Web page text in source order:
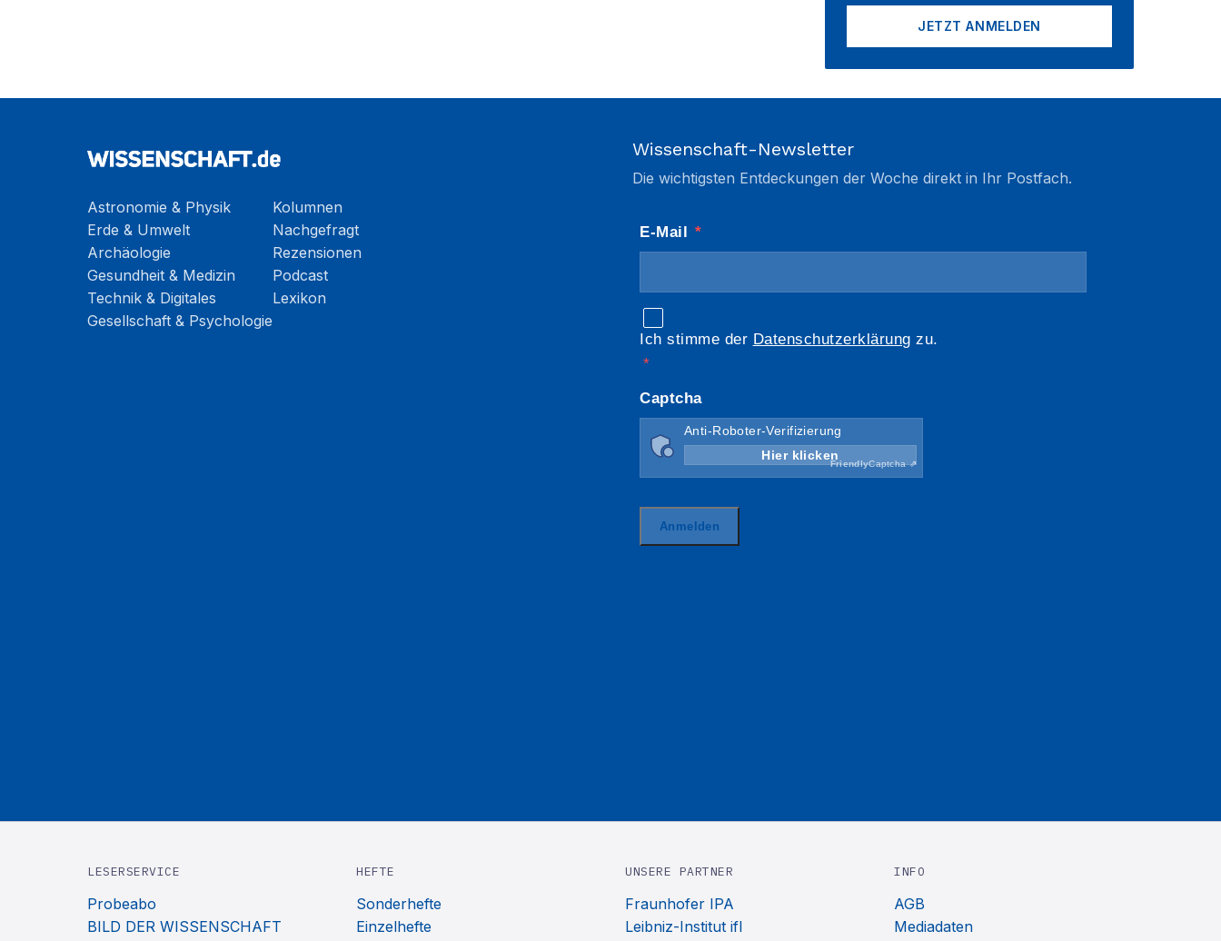
JETZT ANMELDEN
Astronomie & Physik
Erde & Umwelt
Archäologie
Gesundheit & Medizin
Technik & Digitales
Gesellschaft & Psychologie
Kolumnen
Nachgefragt
Rezensionen
Podcast
Lexikon
Wissenschaft-Newsletter
Die wichtigsten Entdeckungen der Woche direkt in Ihr Postfach.
LESERSERVICE
Probeabo
BILD DER WISSENSCHAFT
HEFTE
Sonderhefte
Einzelhefte
UNSERE PARTNER
Fraunhofer IPA
Leibniz-Institut ifl
INFO
AGB
Mediadaten